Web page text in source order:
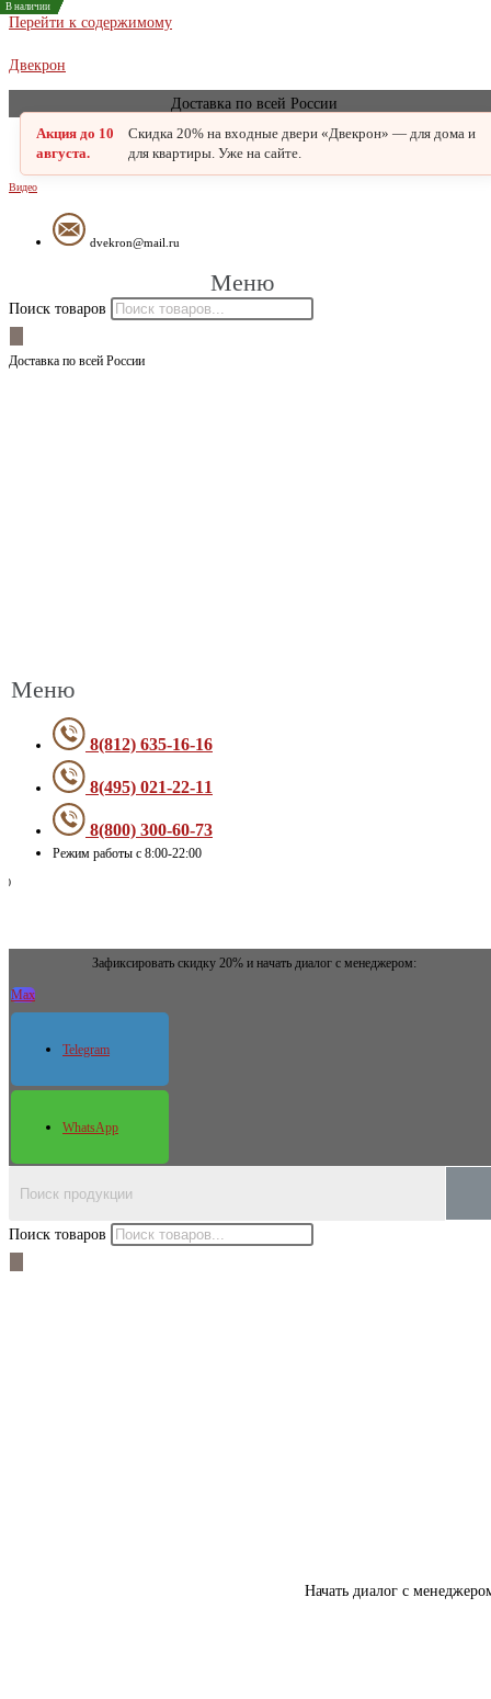
Перейти к содержимому
Двекрон
Доставка по всей России
Акция до 10
августа.
Скидка 20% на входные двери «Двекрон» — для дома и
для квартиры. Уже на сайте.
Видео
dvekron@mail.ru
Меню
Поиск товаров
Доставка по всей России
Меню
8(812) 635-16-16
8(495) 021-22-11
8(800) 300-60-73
Режим работы с 8:00-22:00
Зафиксировать скидку 20% и начать диалог с менеджером:
Max
Telegram
WhatsApp
Поиск товаров
Начать диалог с
В наличии
В наличии
В наличии
В наличии
В наличии
В наличии
В наличии
В наличии
В наличии
В наличии